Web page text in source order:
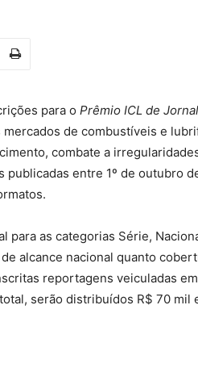
para o Prêmio ICL de
de combustíveis e
combate a
publicadas entre 1º de outubro
para as categorias Série,
alcance nacional quanto
reportagens veiculadas
serão distribuídos R$ 70 mil